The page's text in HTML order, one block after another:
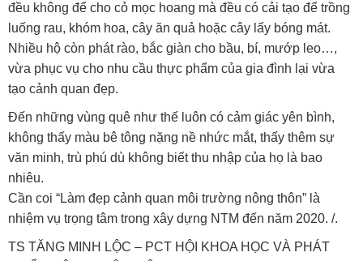
đều không để cho cỏ mọc hoang mà đều có cải tạo để trồng
luống rau, khóm hoa, cây ăn quả hoặc cây lấy bóng mát.
Nhiều hộ còn phát rào, bắc giàn cho bầu, bí, mướp leo…,
vừa phục vụ cho nhu cầu thực phẩm của gia đình lại vừa
tạo cảnh quan đẹp.
Đến những vùng quê như thế luôn có cảm giác yên bình,
không thấy màu bê tông nặng nề nhức mắt, thấy thêm sự
văn minh, trù phú dù không biết thu nhập của họ là bao
nhiêu.
Cần coi “Làm đẹp cảnh quan môi trường nông thôn” là
nhiệm vụ trọng tâm trong xây dựng NTM đến năm 2020. /.
TS TĂNG MINH LỘC – PCT HỘI KHOA HỌC VÀ PHÁT